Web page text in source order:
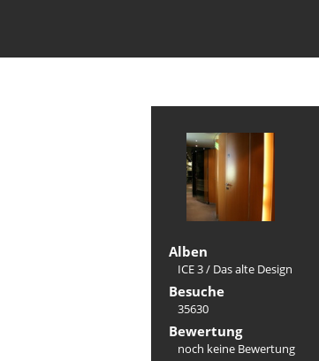
Alben
ICE 3/ Das alte Design
Besuche
35630
Bewertung
noch keine Bewertung